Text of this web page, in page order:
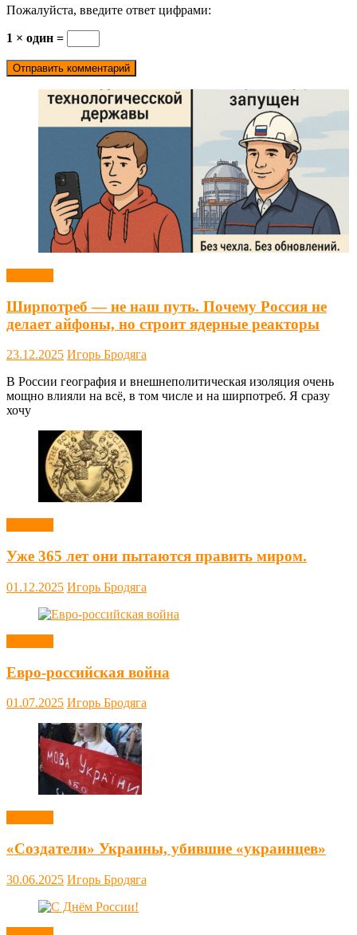
Пожалуйста, введите ответ цифрами:
1 × один =
Ширпотреб — не наш путь. Почему Россия не
делает айфоны, но строит ядерные реакторы
23.12.2025 Игорь Бродяга
В России география и внешнеполитическая изоляция очень
мощно влияли на всё, в том числе и на ширпотреб. Я сразу
хочу
Уже 365 лет они пытаются править миром.
01.12.2025 Игорь Бродяга
Евро-российская война
01.07.2025 Игорь Бродяга
«Создатели» Украины, убившие «украинцев»
30.06.2025 Игорь Бродяга